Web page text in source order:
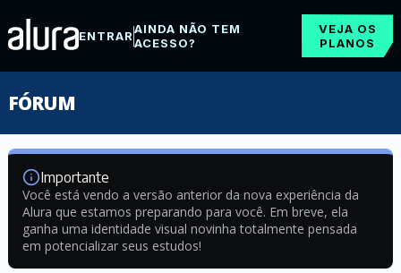
ENTRARAINDA NÃO TEM
ACESSO?
VEJA OS
PLANOS
FÓRUM
Importante
Você está vendo a versão anterior da nova experiência da
Alura que estamos preparando para você. Em breve, ela
ganha uma identidade visual novinha totalmente pensada
em potencializar seus estudos!